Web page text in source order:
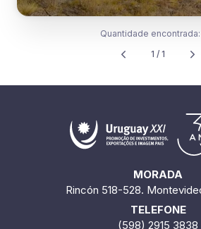
Quantidade encontrada:
1 / 1
MORADA
Rincón 518-528.
TELEFONE
(598) 2915 3838